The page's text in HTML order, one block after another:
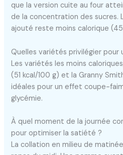
que la version cuite au four
de la concentration des sucres.
ajouté reste moins calorique
Quelles variétés privilégier pour
Les variétés les moins
(51 kcal/100 g) et la Granny
idéales pour un effet coupe-
glycémie.
À quel moment de la journée
pour optimiser la satiété ?
La collation en milieu de